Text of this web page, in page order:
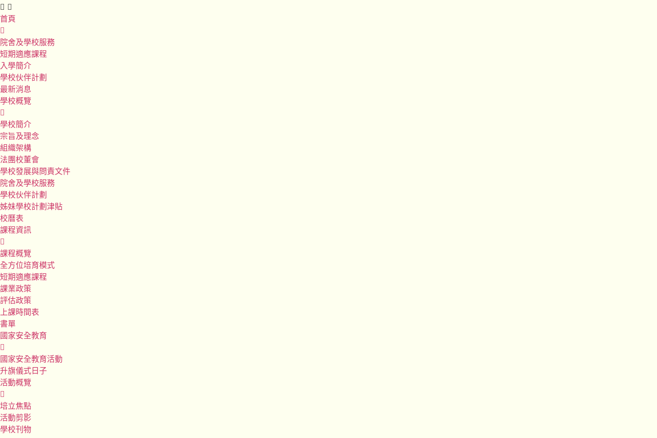
首頁
院舍及學校服務
短期適應課程
入學簡介
學校伙伴計劃
最新消息
學校概覽
學校簡介
宗旨及理念
組織架構
法團校董會
學校發展與問責文件
院舍及學校服務
學校伙伴計劃
姊妹學校計劃津貼
校曆表
課程資訊
課程概覽
全方位培育模式
短期適應課程
課業政策
評估政策
上課時間表
書單
國家安全教育
國家安全教育活動
升旗儀式日子
活動概覽
培立焦點
活動剪影
學校刊物